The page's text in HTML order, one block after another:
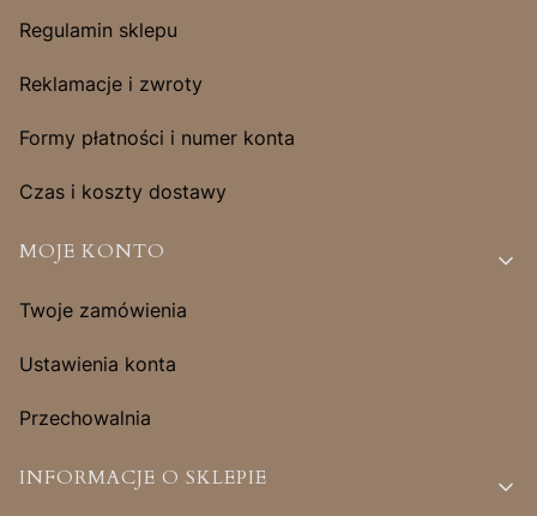
Regulamin sklepu
Reklamacje i zwroty
Formy płatności i numer konta
Czas i koszty dostawy
MOJE KONTO
Twoje zamówienia
Ustawienia konta
Przechowalnia
INFORMACJE O SKLEPIE